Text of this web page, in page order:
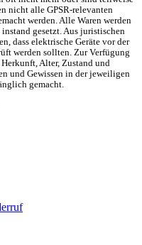
nicht alle GPSR-relevanten
werden. Alle Waren werden
gesetzt. Aus juristischen
dass elektrische Geräte vor der
werden sollten. Zur Verfügung
Alter, Zustand und
und Gewissen in der jeweiligen
gemacht.